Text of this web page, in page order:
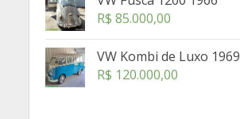
R$ 85.000,00
VW Kombi de Luxo 1969
R$ 120.000,00